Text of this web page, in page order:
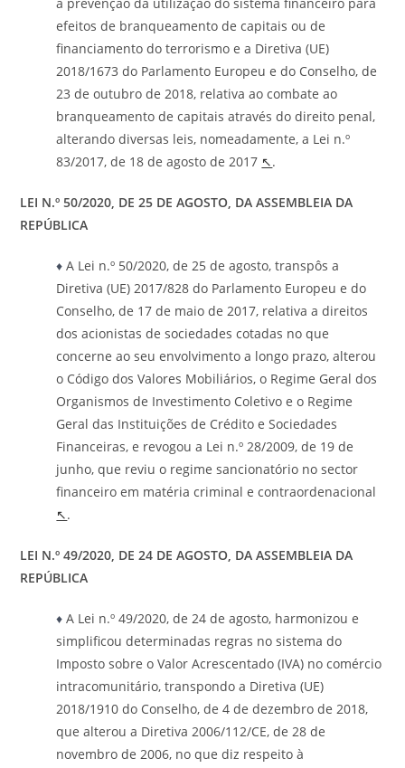
efeitos de branqueamento de capitais ou de
financiamento do terrorismo e a Diretiva (UE)
2018/1673 do Parlamento Europeu e do Conselho, de
23 de outubro de 2018, relativa ao combate ao
branqueamento de capitais através do direito penal,
alterando diversas leis, nomeadamente, a Lei n.º
83/2017, de 18 de agosto de 2017 ↖.
LEI N.º 50/2020, DE 25 DE AGOSTO, DA ASSEMBLEIA DA
REPÚBLICA
♦ A Lei n.º 50/2020, de 25 de agosto, transpôs a
Diretiva (UE) 2017/828 do Parlamento Europeu e do
Conselho, de 17 de maio de 2017, relativa a direitos
dos acionistas de sociedades cotadas no que
concerne ao seu envolvimento a longo prazo, alterou
o Código dos Valores Mobiliários, o Regime Geral dos
Organismos de Investimento Coletivo e o Regime
Geral das Instituições de Crédito e Sociedades
Financeiras, e revogou a Lei n.º 28/2009, de 19 de
junho, que reviu o regime sancionatório no sector
financeiro em matéria criminal e contraordenacional
↖.
LEI N.º 49/2020, DE 24 DE AGOSTO, DA ASSEMBLEIA DA
REPÚBLICA
♦ A Lei n.º 49/2020, de 24 de agosto, harmonizou e
simplificou determinadas regras no sistema do
Imposto sobre o Valor Acrescentado (IVA) no comércio
intracomunitário, transpondo a Diretiva (UE)
2018/1910 do Conselho, de 4 de dezembro de 2018,
que alterou a Diretiva 2006/112/CE, de 28 de
novembro de 2006, no que diz respeito à